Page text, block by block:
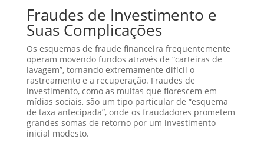
Fraudes de Investimento e
Suas Complicações
Os esquemas de fraude financeira frequentemente
operam movendo fundos através de “carteiras de
lavagem”, tornando extremamente difícil o
rastreamento e a recuperação. Fraudes de
investimento, como as muitas que florescem em
mídias sociais, são um tipo particular de “esquema
de taxa antecipada”, onde os fraudadores prometem
grandes somas de retorno por um investimento
inicial modesto.